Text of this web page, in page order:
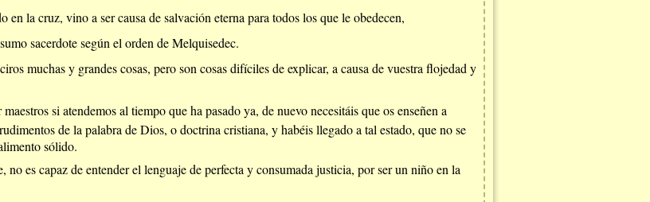
en la cruz, vino a ser causa de salvación eterna para todos los que le obedecen,
sacerdote según el orden de Melquisedec.
muchas y grandes cosas, pero son cosas difíciles de explicar, a causa de vuestra flojedad y
si atendemos al tiempo que ha pasado ya, de nuevo necesitáis que os enseñen a
de la palabra de Dios, o doctrina cristiana, y habéis llegado a tal estado, que no se
sólido.
no es capaz de entender el lenguaje de perfecta y consumada justicia, por ser un niño en la